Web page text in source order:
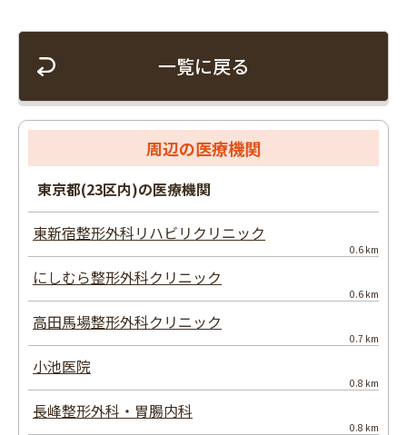
一覧に戻る
周辺の医療機関
東京都(23区内)の医療機関
東新宿整形外科リハビリクリニック
0.6 km
にしむら整形外科クリニック
0.6 km
高田馬場整形外科クリニック
0.7 km
小池医院
0.8 km
長峰整形外科・胃腸内科
0.8 km